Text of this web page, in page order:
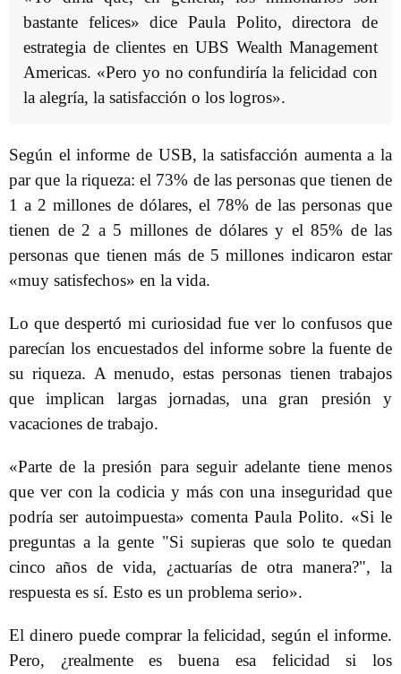
bastante felices» dice Paula Polito, directora de
estrategia de clientes en UBS Wealth Management
Americas. «Pero yo no confundiría la felicidad con
la alegría, la satisfacción o los logros».
Según el informe de USB, la satisfacción aumenta a la
par que la riqueza: el 73% de las personas que tienen de
1 a 2 millones de dólares, el 78% de las personas que
tienen de 2 a 5 millones de dólares y el 85% de las
personas que tienen más de 5 millones indicaron estar
«muy satisfechos» en la vida.
Lo que despertó mi curiosidad fue ver lo confusos que
parecían los encuestados del informe sobre la fuente de
su riqueza. A menudo, estas personas tienen trabajos
que implican largas jornadas, una gran presión y
vacaciones de trabajo.
«Parte de la presión para seguir adelante tiene menos
que ver con la codicia y más con una inseguridad que
podría ser autoimpuesta» comenta Paula Polito. «Si le
preguntas a la gente "Si supieras que solo te quedan
cinco años de vida, ¿actuarías de otra manera?", la
respuesta es sí. Esto es un problema serio».
El dinero puede comprar la felicidad, según el informe.
Pero, ¿realmente es buena esa felicidad si los